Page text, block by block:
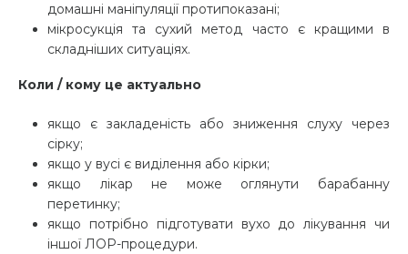
домашні маніпуляції протипоказані;
мікросукція та сухий метод часто є кращими в
складніших ситуаціях.
Коли / кому це актуально
якщо є закладеність або зниження слуху через
сірку;
якщо у вусі є виділення або кірки;
якщо лікар не може оглянути барабанну
перетинку;
якщо потрібно підготувати вухо до лікування чи
іншої ЛОР-процедури.